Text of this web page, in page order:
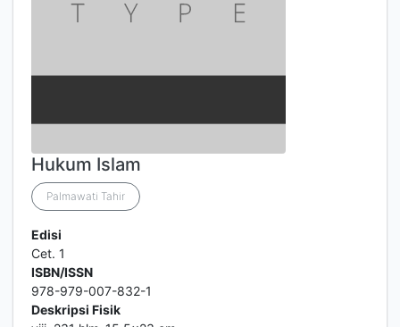
Hukum Islam
Palmawati Tahir
Edisi
Cet. 1
ISBN/ISSN
978-979-007-832-1
Deskripsi Fisik